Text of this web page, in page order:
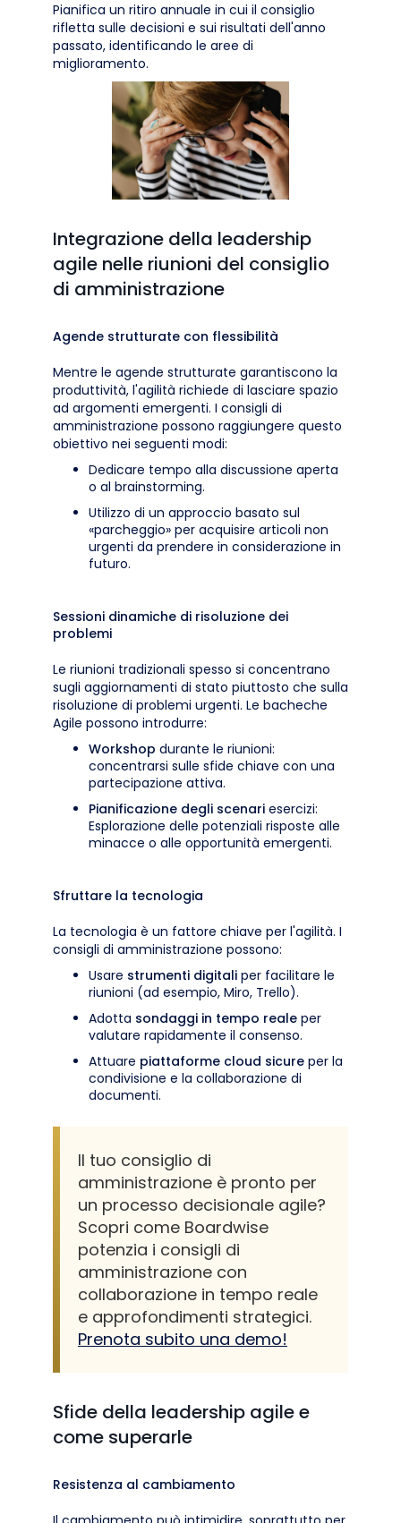
Pianifica un ritiro annuale in cui il consiglio
rifletta sulle decisioni e sui risultati dell'anno
passato, identificando le aree di
miglioramento.
Integrazione della leadership
agile nelle riunioni del consiglio
di amministrazione
Agende strutturate con flessibilità
Mentre le agende strutturate garantiscono la
produttività, l'agilità richiede di lasciare spazio
ad argomenti emergenti. I consigli di
amministrazione possono raggiungere questo
obiettivo nei seguenti modi:
Dedicare tempo alla discussione aperta
o al brainstorming.
Utilizzo di un approccio basato sul
«parcheggio» per acquisire articoli non
urgenti da prendere in considerazione in
futuro.
Sessioni dinamiche di risoluzione dei
problemi
Le riunioni tradizionali spesso si concentrano
sugli aggiornamenti di stato piuttosto che sulla
risoluzione di problemi urgenti. Le bacheche
Agile possono introdurre:
Workshop durante le riunioni:
concentrarsi sulle sfide chiave con una
partecipazione attiva.
Pianificazione degli scenari esercizi:
Esplorazione delle potenziali risposte alle
minacce o alle opportunità emergenti.
Sfruttare la tecnologia
La tecnologia è un fattore chiave per l'agilità. I
consigli di amministrazione possono:
Usare strumenti digitali per facilitare le
riunioni (ad esempio, Miro, Trello).
Adotta sondaggi in tempo reale per
valutare rapidamente il consenso.
Attuare piattaforme cloud sicure per la
condivisione e la collaborazione di
documenti.
Il tuo consiglio di
amministrazione è pronto per
un processo decisionale agile?
Scopri come Boardwise
potenzia i consigli di
amministrazione con
collaborazione in tempo reale
e approfondimenti strategici.
Prenota subito una demo!
Sfide della leadership agile e
come superarle
Resistenza al cambiamento